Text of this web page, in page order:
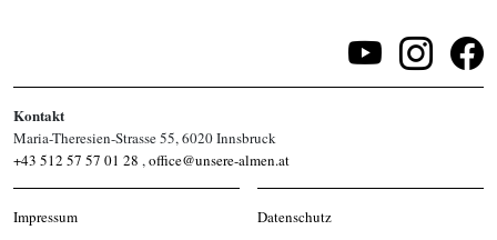
Kontakt
Maria-Theresien-Strasse 55, 6020 Innsbruck
+43 512 57 57 01 28 ,office@unsere-almen.at
Impressum Datenschutz